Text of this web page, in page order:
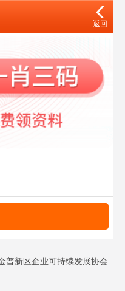
返回
新区企业可持续发展协会